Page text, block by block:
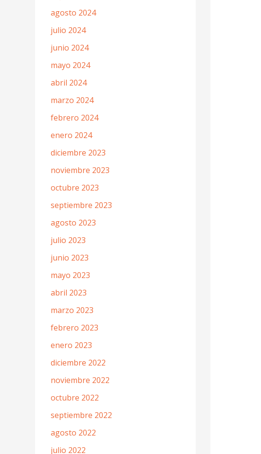
agosto 2024
julio 2024
junio 2024
mayo 2024
abril 2024
marzo 2024
febrero 2024
enero 2024
diciembre 2023
noviembre 2023
octubre 2023
septiembre 2023
agosto 2023
julio 2023
junio 2023
mayo 2023
abril 2023
marzo 2023
febrero 2023
enero 2023
diciembre 2022
noviembre 2022
octubre 2022
septiembre 2022
agosto 2022
julio 2022